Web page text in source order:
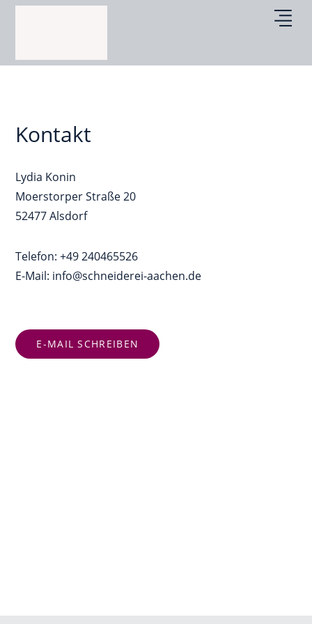
Kontakt
Lydia Konin
Moerstorper Straße 20
52477 Alsdorf
Telefon: +49 240465526
E-Mail: info@schneiderei-aachen.de
E-MAIL SCHREIBEN